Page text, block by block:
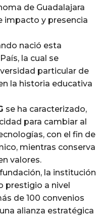
de Guadalajara
impacto y presencia
nació esta
la cual se
particular de
la historia educativa
se ha caracterizado,
para cambiar al
con el fin de
mientras conserva
valores.
la institución
prestigio a nivel
de 100 convenios
alianza estratégica